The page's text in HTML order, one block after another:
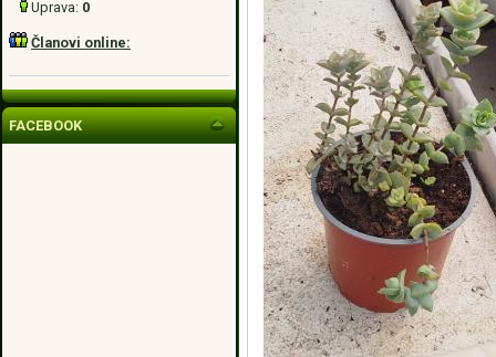
Uprava: 0
Članovi online:
FACEBOOK